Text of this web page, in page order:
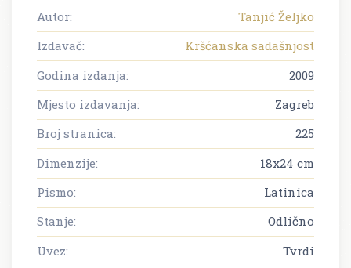
Autor:
Tanjić Željko
Izdavač:
Kršćanska sadašnjost
Godina izdanja:
2009
Mjesto izdavanja:
Zagreb
Broj stranica:
225
Dimenzije:
18x24 cm
Pismo:
Latinica
Stanje:
Odlično
Uvez:
Tvrdi